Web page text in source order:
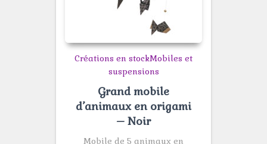
Créations en stockMobiles et
suspensions
Grand mobile
d’animaux en origami
– Noir
Mobile de 5 animaux en